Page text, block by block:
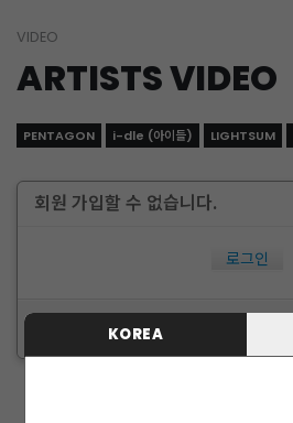
KOREA
VIDEO
ARTISTS VIDEO
PENTAGON i-dle (아이들) LIGHTSUM
회원 가입할 수 없습니다.
로그인